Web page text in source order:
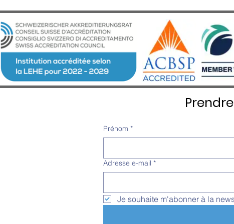
journée sur la sécurité
internationale et européenne
Prénom *
Adresse e-mail *
Je souhaite m'abonner à la